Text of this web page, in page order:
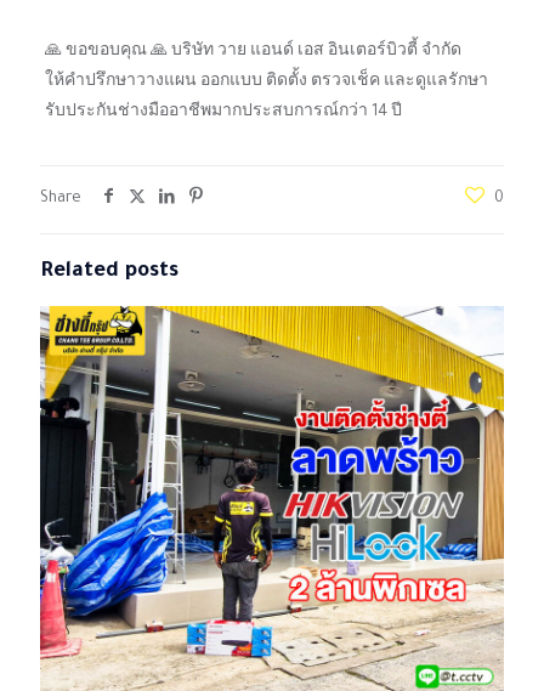
🙏 ขอขอบคุณ 🙏 บริษัท วาย แอนด์ เอส อินเตอร์บิวตี้ จำกัด
ให้คำปรึกษาวางแผน ออกแบบ ติดตั้ง ตรวจเช็ค และดูแลรักษา
รับประกันช่างมืออาชีพมากประสบการณ์กว่า 14 ปี
Share 0
Related posts